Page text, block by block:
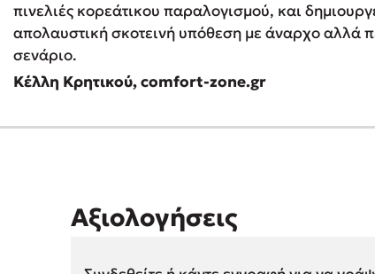
πινελιές κορεάτικου παραλογισμού, και
απολαυστική σκοτεινή υπόθεση με άναρχο αλλά
σενάριο.
Κέλλη Κρητικού, comfort-zone.gr
Αξιολογήσεις